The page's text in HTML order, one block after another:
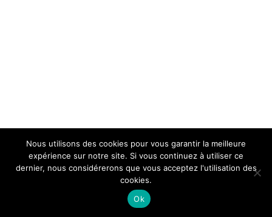
Nous utilisons des cookies pour vous garantir la meilleure
expérience sur notre site. Si vous continuez à utiliser ce
dernier, nous considérerons que vous acceptez l'utilisation des
cookies.
Ok